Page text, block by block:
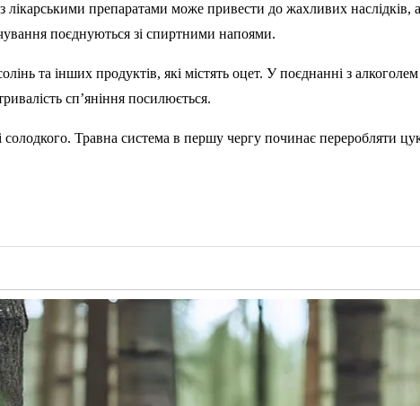
препаратами може привести до жахливих наслідків,
поєднуються зі спиртними напоями.
та інших продуктів, які містять оцет. У поєднанні з
сп’яніння посилюється.
Травна система в першу чергу починає переробляти